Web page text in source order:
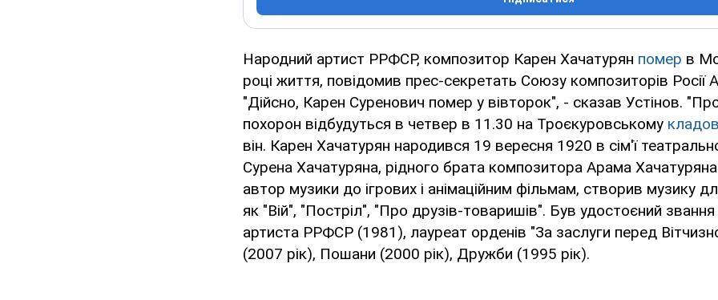
Народний артист РРФСР, композитор Карен Хачатурян помер в
році життя, повідомив прес-секретать Союзу композиторів Росії
"Дійсно, Карен Суренович помер у вівторок", - сказав Устінов.
похорон відбудуться в четвер в 11.30 на Троєкуровському
він. Карен Хачатурян народився 19 вересня 1920 в сім'ї
Сурена Хачатуряна, рідного брата композитора Арама
автор музики до ігрових і анімаційним фільмам, створив музику
як "Вій", "Постріл", "Про друзів-товаришів". Був удостоєний
артиста РРФСР (1981), лауреат орденів "За заслуги перед
(2007 рік), Пошани (2000 рік), Дружби (1995 рік).